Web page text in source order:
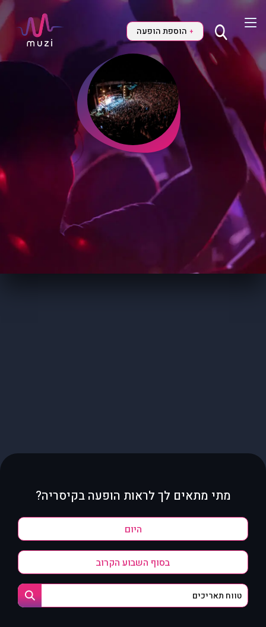
+ הוספת הופעה
מתי מתאים לך לראות הופעה בקיסריה?
היום
בסוף השבוע הקרוב